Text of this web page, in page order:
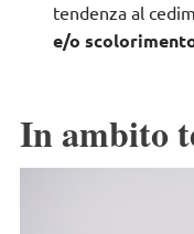
tendenza al
e/o
In ambito